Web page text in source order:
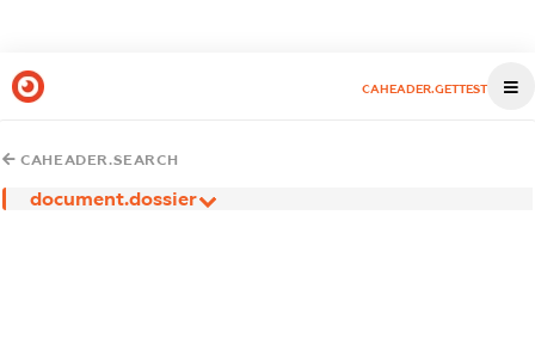
CAHEADER.GETTEST
CAHEADER.SEARCH
document.dossier